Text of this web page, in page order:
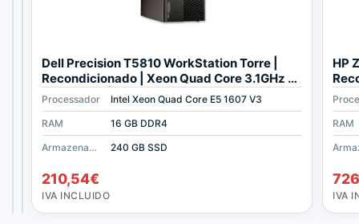
c
INCLUIDO
s
Processador
Intel Xeon Quad Core W-2123
RAM
16 GB DDR4
Armazenamento
512 GB SSD
IVA
INCLUIDO
Dell Precision T5810 WorkStation Torre |
Recondicionado | Xeon Quad Core 3.1GHz |
16 GB RAM | 240 GB SSD
Processador
Intel Xeon Quad Core E5 1607 V3
RAM
16 GB DDR4
Armazenamento
240 GB SSD
210,54€
IVA INCLUIDO
HP
RAM
IVA